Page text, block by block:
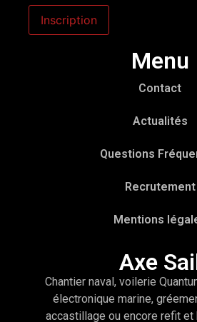
Menu
Contact
Actualités
Questions
Recrutement
Mentions
Axe
Chantier naval, voilerie
électronique marine,
accastillage ou encore refit et